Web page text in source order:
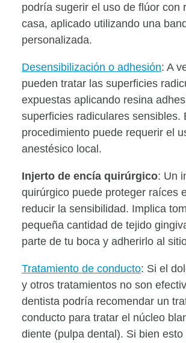
podría sugerir el uso de flúor con
casa, aplicado utilizando una
personalizada.
Desensibilización o adhesión: A
pueden tratar las superficies
expuestas aplicando resina
superficies radiculares sensibles.
procedimiento puede requerir el
anestésico local.
Injerto de encía quirúrgico: Un
quirúrgico puede proteger raíces
reducir la sensibilidad. Implica
pequeña cantidad de tejido
parte de tu boca y adherirlo al
Tratamiento de conducto: Si el
y otros tratamientos no son
dentista podría recomendar un
conducto para tratar el núcleo
diente (pulpa dental). Si bien